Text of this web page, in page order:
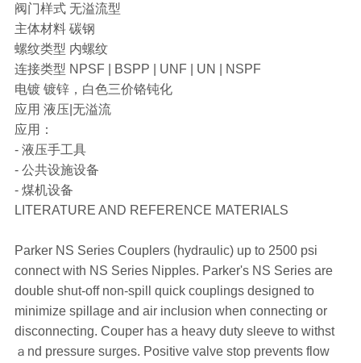
阀门样式 无溢流型
主体材料 碳钢
螺纹类型 内螺纹
连接类型 NPSF | BSPP | UNF | UN | NSPF
电镀 镀锌，白色三价铬钝化
应用 液压|无溢流
应用：
- 液压手工具
- 公共设施设备
- 煤机设备
LITERATURE AND REFERENCE MATERIALS
Parker NS Series Couplers (hydraulic) up to 2500 psi
connect with NS Series Nipples. Parker's NS Series are
double shut-off non-spill quick couplings designed to
minimize spillage and air inclusion when connecting or
disconnecting. Couper has a heavy duty sleeve to withst
ａnd pressure surges. Positive valve stop prevents flow